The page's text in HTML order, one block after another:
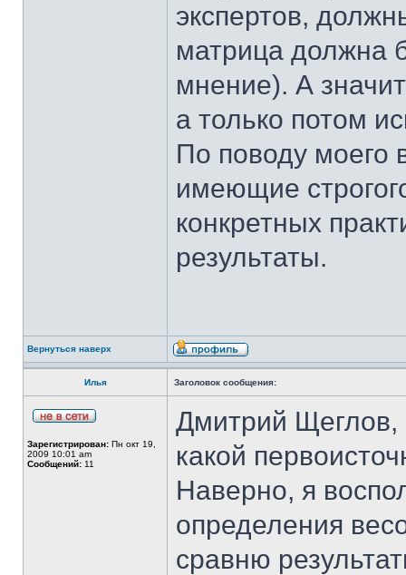
экспертов,
матрица должна
мнение). А
а только потом
По поводу моего
имеющие
конкретных
результаты.
Вернуться наверх
Илья Заголовок сообщения:
Зарегистрирован: Пн окт 19,
2009 10:01 am
Сообщений: 11
Дмитрий Щеглов,
какой
Наверно, я
определения
сравню